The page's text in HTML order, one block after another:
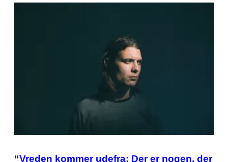
P
“Vreden kommer udefra: Der er nogen, der